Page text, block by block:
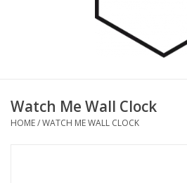
Watch Me Wall Clock
HOME/WATCH ME WALL CLOCK